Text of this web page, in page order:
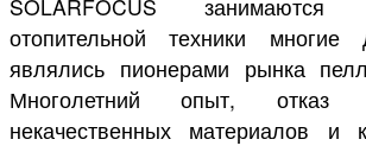
SOLARFOCUS занимаются
отопительной техники многие
являлись пионерами рынка
Многолетний опыт,
некачественных материалов и